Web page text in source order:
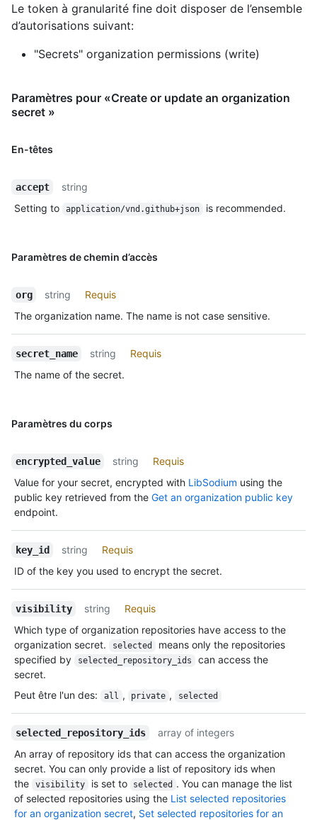
Le token à granularité fine doit disposer de l’ensemble
d’autorisations suivant:
"Secrets" organization permissions (write)
Paramètres pour «Create or update an organization
secret »
En-têtes
accept
string
Setting to
application/vnd.github+json is recommended.
Paramètres de chemin d’accès
org string
Requis
The organization name. The name is not case sensitive.
secret_name string
Requis
The name of the secret.
Paramètres du corps
encrypted_value string
Requis
Value for your secret, encrypted with LibSodium using the
public key retrieved from the Get an organization public key
endpoint.
key_id string
Requis
ID of the key you used to encrypt the secret.
visibility string
Requis
Which type of organization repositories have access to the
organization secret.
selected
means only the repositories
specified by
selected_repository_ids
can access the
secret.
Peut être l'un des: all , private , selected
selected_repository_ids
array of integers
An array of repository ids that can access the organization
secret. You can only provide a list of repository ids when
the
visibility is set to selected . You can manage the list
of selected repositories using the List selected repositories
for an organization secret, Set selected repositories for an